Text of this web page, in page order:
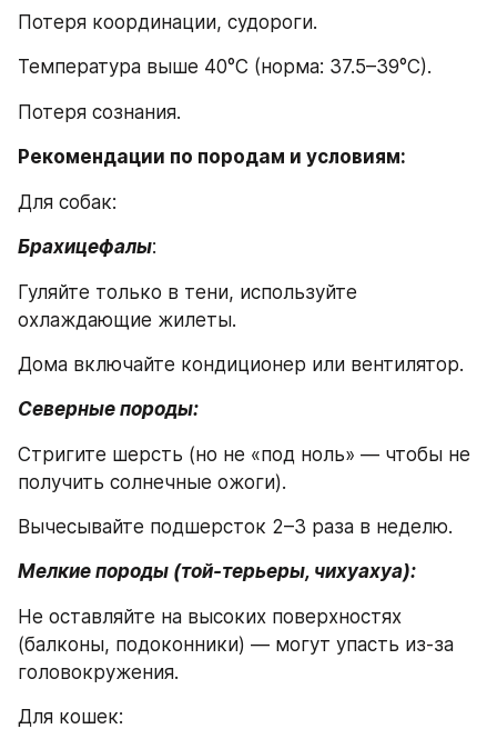
Потеря координации, судороги.
Температура выше 40°C (норма: 37.5–39°C).
Потеря сознания.
Рекомендации по породам и условиям:
Для собак:
Брахицефалы:
Гуляйте только в тени, используйте
охлаждающие жилеты.
Дома включайте кондиционер или вентилятор.
Северные породы:
Стригите шерсть (но не «под ноль» — чтобы не
получить солнечные ожоги).
Вычесывайте подшерсток 2–3 раза в неделю.
Мелкие породы (той-терьеры, чихуахуа):
Не оставляйте на высоких поверхностях
(балконы, подоконники) — могут упасть из-за
головокружения.
Для кошек: